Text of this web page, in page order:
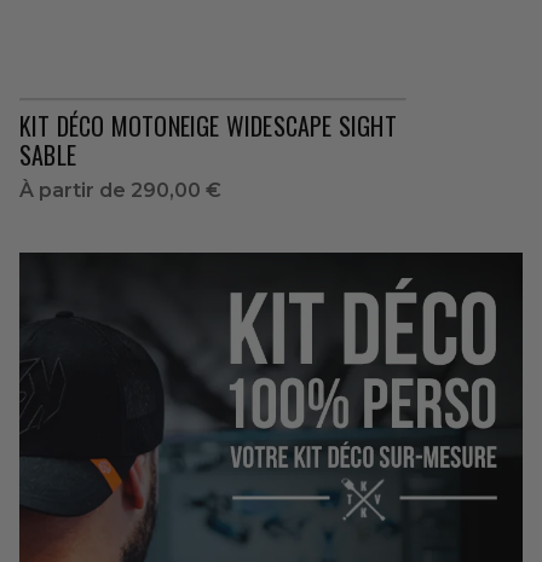
KIT DÉCO MOTONEIGE WIDESCAPE SIGHT
SABLE
À partir de 290,00 €